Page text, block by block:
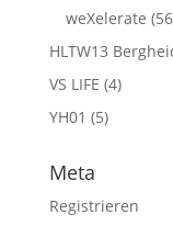
weXelerate
HLTW13
VS LIFE (4)
YH01 (5)
Meta
Registrieren